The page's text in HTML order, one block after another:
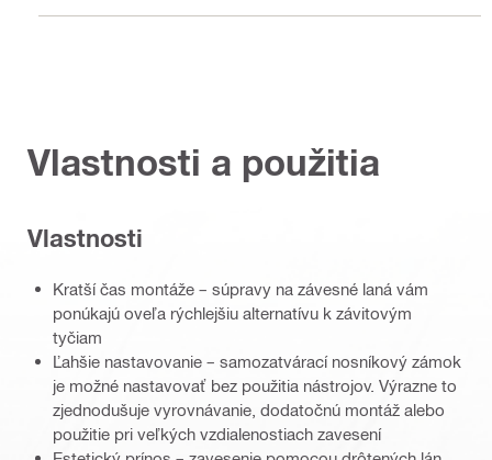
Vlastnosti a použitia
Vlastnosti
Kratší čas montáže – súpravy na závesné laná vám
ponúkajú oveľa rýchlejšiu alternatívu k závitovým
tyčiam
Ľahšie nastavovanie – samozatvárací nosníkový zámok
je možné nastavovať bez použitia nástrojov. Výrazne to
zjednodušuje vyrovnávanie, dodatočnú montáž alebo
použitie pri veľkých vzdialenostiach zavesení